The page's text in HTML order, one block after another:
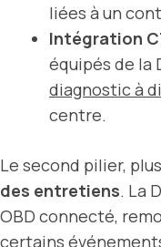
liées à un
Intégration
équipés de la
diagnostic à
centre.
Le second pilier,
des entretiens. La
OBD connecté,
certains